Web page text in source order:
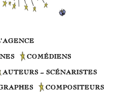
COMÉDIENS
AUTEURS – SCÉNARISTES
COMPOSITEURS